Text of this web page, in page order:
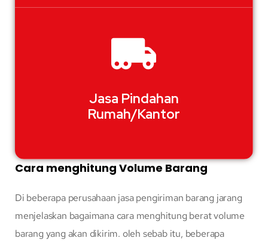
Jasa Pindahan
Rumah/Kantor
Cara menghitung Volume Barang
Di beberapa perusahaan jasa pengiriman barang jarang
menjelaskan bagaimana cara menghitung berat volume
barang yang akan dikirim. oleh sebab itu, beberapa